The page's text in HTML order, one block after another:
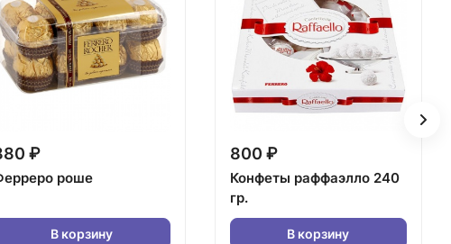
₽
роше
В корзину
800 ₽
Конфеты раффаэлло 240
гр.
В корзину